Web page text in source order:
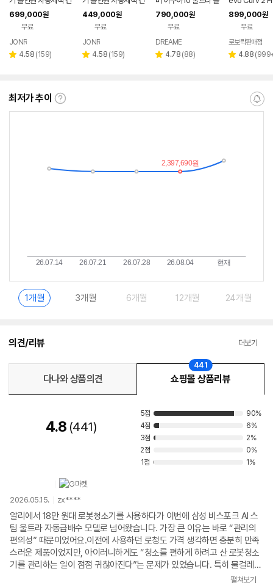
조 스테이션 최강희청
소기 X9 PRO, 블랙
699,000원
무료
페이
JONR
별 4.58 리
(159)
조 스테이션 최강희청
소기 T5 Pro Gen 2,
화이트
449,000원
무료
페이
JONR
별 4.58 리
(159)
러형 로봇청소기
790,000원
무료
DREAME
별 4.78 리
(88)
봇청소기 26년
최초 롤러형로
899,000원
무료
로보락판매점
별 4.88 리
(
최저가 추이
최
알
1개월 3개월 6개월 12개월 24개월
의견/리뷰 더보기
다나와 상품의견 쇼핑몰 상품리뷰
441
4.8 441
5점
90%
4점
6%
3점
2%
2점
0%
1점
1%
2026.05.15. zx****
알리에서 18만 원대 로봇청소기를 사용하다가 이번에 삼성 비스포크 AI 스
팀 울트라 자동급배수 모델로 넘어왔습니다. 가장 큰 이유는 바로 “관리의
편의성” 때문이었어요.이전에 사용하던 로청도 가격 생각하면 충분히 만족
스러운 제품이었지만, 아이러니하게도 “청소를 편하게 하려고 산 로봇청소
기를 관리하는 일이 점점 귀찮아진다”는 문제가 있었습니다. 특히 물걸레
기능이 있는 모델이었는데, 청소 한 번 돌릴 때마다 물통에 물을 계속 채워
펼쳐보기